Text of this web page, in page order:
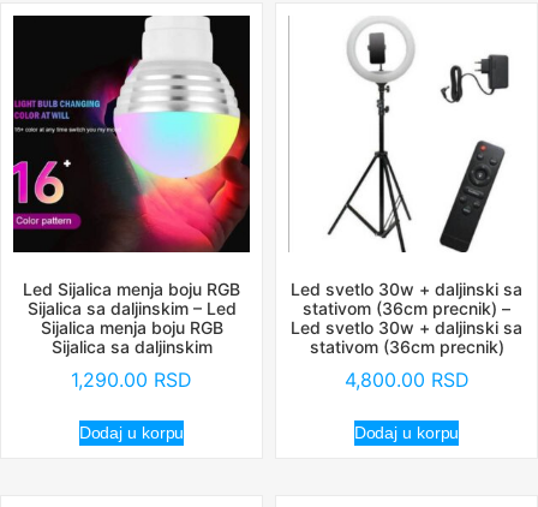
Led Sijalica menja boju RGB
Sijalica sa daljinskim – Led
Sijalica menja boju RGB
Sijalica sa daljinskim
1,290.00 RSD
Dodaj u korpu
Led svetlo 30w + daljinski sa
stativom (36cm precnik) –
Led svetlo 30w + daljinski sa
stativom (36cm precnik)
4,800.00 RSD
Dodaj u korpu